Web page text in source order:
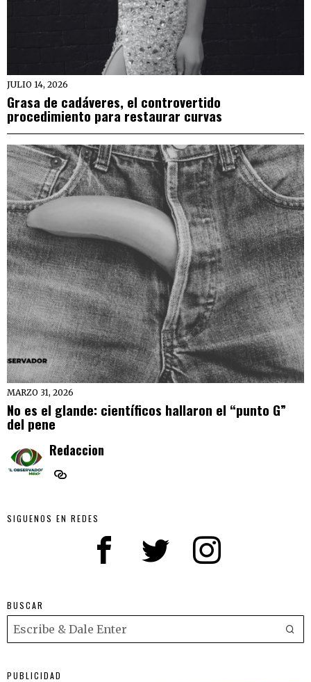
JULIO 14, 2026
Grasa de cadáveres, el controvertido
procedimiento para restaurar curvas
MARZO 31, 2026
No es el glande: científicos hallaron el “punto G”
del pene
Redaccion
SIGUENOS EN REDES
BUSCAR
PUBLICIDAD